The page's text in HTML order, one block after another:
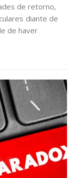
de retorno,
diante de
de haver